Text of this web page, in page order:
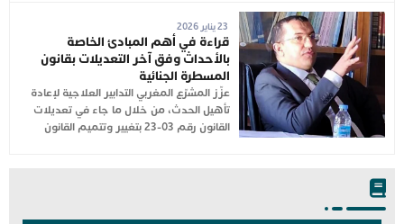
قراءة في أهم المبادئ الخاصة
بالأحداث وفق آخر التعديلات بقانون
المسطرة الجنائية
عزّز المشرّع المغربي التدابير العلاجية لإعادة
تأهيل الحدث، من خلال ما جاء في تعديلات
القانون رقم 03-23 بتغيير وتتميم القانون